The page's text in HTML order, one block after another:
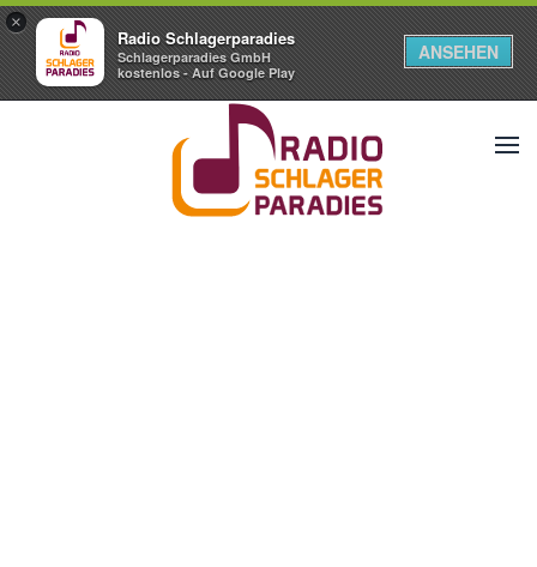
×
Radio Schlagerparadies
Schlagerparadies GmbH
kostenlos - Auf Google Play
ANSEHEN